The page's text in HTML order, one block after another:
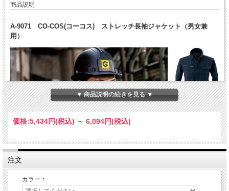
商品説明
A-9071 CO-COS(コーコス) ストレッチ長袖ジャケット（男女兼
用）
▼ 商品説明の続きを見る ▼
価格:5,434円(税込) ～ 6,094円(税込)
注文
カラー：